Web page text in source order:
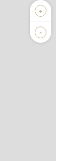
+
-
Biens vendus